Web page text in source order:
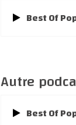
Best Of
Autre
Best Of